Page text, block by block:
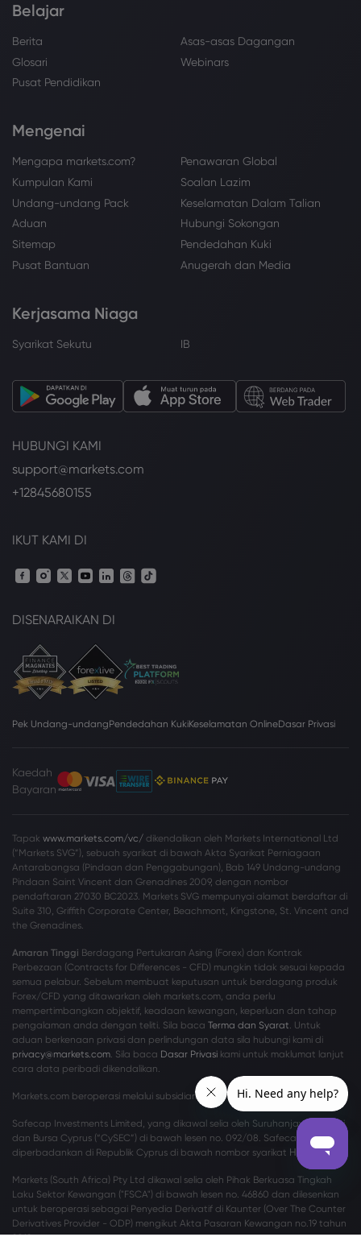
Belajar
Berita
Asas-asas Dagangan
Glosari
Webinars
Pusat Pendidikan
Mengenai
Mengapa markets.com?
Penawaran Global
Kumpulan Kami
Soalan Lazim
Undang-undang Pack
Keselamatan Dalam Talian
Aduan
Hubungi Sokongan
Sitemap
Pendedahan Kuki
Pusat Bantuan
Anugerah dan Media
Kerjasama Niaga
Syarikat Sekutu IB
HUBUNGI KAMI
support@markets.com
+12845680155
IKUT KAMI DI
DISENARAIKAN DI
Pek Undang-undangPendedahan KukiKeselamatan OnlineDasar Privasi
Kaedah
Bayaran
Tapak www.markets.com/vc/ dikendalikan oleh Markets International Ltd
(“Markets SVG”), sebuah syarikat di bawah Akta Syarikat Perniagaan
Antarabangsa (Pindaan dan Penggabungan), Bab 149 Undang-undang
Pindaan Saint Vincent dan Grenadines 2009, dengan nombor
pendaftaran 27030 BC2023. Markets SVG mempunyai alamat berdaftar di
Suite 310, Griffith Corporate Center, Beachmont, Kingstone, St. Vincent and
the Grenadines.
Amaran Tinggi Berdagang Pertukaran Asing (Forex) dan Kontrak
Perbezaan (Contracts for Differences - CFD) mungkin tidak sesuai kepada
semua pelabur. Sebelum membuat keputusan untuk berdagang produk
Forex/CFD yang ditawarkan oleh markets.com, anda perlu
mempertimbangkan objektif, keadaan kewangan, keperluan dan tahap
pengalaman anda dengan teliti. Sila baca Terma dan Syarat. Untuk
aduan berkenaan privasi dan perlindungan data sila hubungi kami di
privacy@markets.com. Sila baca Dasar Privasi kami untuk maklumat lanjut
cara data peribadi dikendalikan.
Markets.com beroperasi melalui subsidiari berikut:
Safecap Investments Limited, yang dikawal selia oleh Suruhanjaya Sekuriti
dan Bursa Cyprus (“CySEC”) di bawah lesen no. 092/08. Safecap
diperbadankan di Republik Cyprus di bawah nombor syarikat ΗΕ186196.
Markets (South Africa) Pty Ltd dikawal selia oleh Pihak Berkuasa Tingkah
Laku Sektor Kewangan ("FSCA") di bawah lesen no. 46860 dan dilesenkan
untuk beroperasi sebagai Penyedia Derivatif di Kaunter (Over The Counter
Derivatives Provider - ODP) mengikut Akta Pasaran Kewangan no.19 tahun